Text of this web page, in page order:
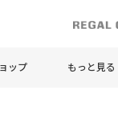
ップ もっと見る